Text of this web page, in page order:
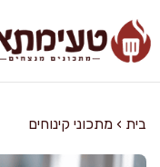
לתוכן
בית › מתכוני קינוחים